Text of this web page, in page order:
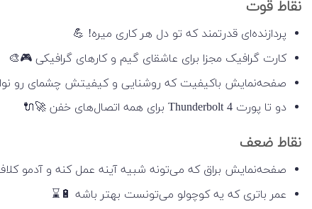
نقاط قوت
پردازنده‌ای قدرتمند که تو دل هر کاری میره! 💪
کارت گرافیک مجزا برای عاشقای گیم و کارهای گرافیکی 🎮🎨
صفحه‌نمایش باکیفیت که روشنایی و کیفیتش چشمای رو
دو تا پورت Thunderbolt 4 برای همه اتصال‌های خفن 🚀🔌
نقاط ضعف
صفحه‌نمایش براق که می‌تونه شبیه آینه عمل کنه و آدمو
عمر باتری که یه کوچولو می‌تونست بهتر باشه 🔋⌛